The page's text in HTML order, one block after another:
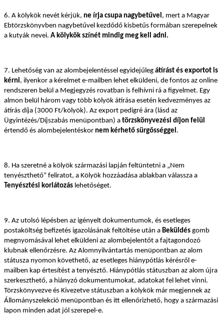
6. A kölykök nevét kérjük, ne írja csupa nagybetűvel , mert a Magyar
Ebtörzskönyvben nagybetűvel kezdődő kisbetűs formában szerepelnek
a kutyák nevei. A kölykök színét mindig meg kell adni.
7. Lehetőség van az alombejelentéssel egyidejűleg átírást és exportot is
kérni, ilyenkor a kérelmet e-mailben lehet elküldeni, de fontos az online
rendszeren belül a Megjegyzés rovatban is felhívni rá a figyelmet. Egy
almon belül három vagy több kölyök átírása esetén kedvezményes az
átírás díja (3000 Ft/kölyök). Az export pedigré ára (lásd az
Ügyintézés/Díjszabás menüpontban) a törzskönyvezési díjon felül
értendő és alombejelentéskor nem kérhető sürgősséggel .
8. Ha szeretné a kölyök származási lapján feltüntetni a „Nem
tenyészthető” feliratot, a Kölyök hozzáadása ablakban válassza a
Tenyésztési korlátozás lehetőséget.
9. Az utolsó lépésben az igényelt dokumentumok, és esetleges
postaköltség befizetés igazolásának feltöltése után a Beküldés gomb
megnyomásával lehet elküldeni az alombejelentőt a fajtagondozó
klubnak ellenőrzésre. Az Alomnyilvántartás menüpontban az alom
státusza nyomon követhető, az esetleges hiánypótlás kérésről e-
mailben kap értesítést a tenyésztő. Hiánypótlás státuszban az alom újra
szerkeszthető, a hiányzó dokumentumokat, adatokat fel lehet vinni.
Törzskönyvezve és Kivezetve státuszban a kölykök már megjennek az
Állományszelekció menüpontban és itt ellenőrizhető, hogy a származási
lapon minden adat jól szerepel-e.